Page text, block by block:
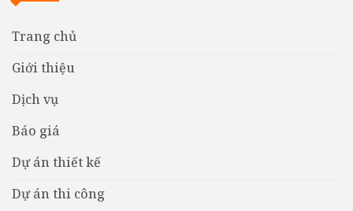
Trang chủ
Giới thiệu
Dịch vụ
Báo giá
Dự án thiết kế
Dự án thi công